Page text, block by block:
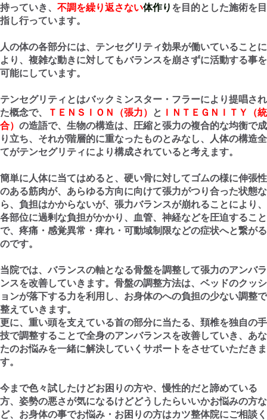
持っていき、 不調を繰り返さない体作り を目的とした施術を目
指し行っています。
人の体の各部分には、テンセグリティ効果が働いていることに
より、複雑な動きに対してもバランスを崩さずに活動する事を
可能にしています。
テンセグリティとはバックミンスター・フラーにより提唱され
た概念で、
ＴＥＮＳＩＯＮ（張力） と ＩＮＴＥＧＮＩＴＹ（統
合） の造語で、生物の構造は、圧縮と張力の複合的な均衡で成
り立ち、それが階層的に重なったものとみなし、人体の構造全
てがテンセグリティにより構成されていると考えます。
簡単に人体に当てはめると、硬い骨に対してゴムの様に伸張性
のある筋肉が、あらゆる方向に向けて張力がつり合った状態な
ら、負担はかからないが、張力バランスが崩れることにより、
各部位に過剰な負担がかかり、血管、神経などを圧迫すること
で、疼痛・感覚異常・痺れ・可動域制限などの症状へと繋がる
のです。
当院では、バランスの軸となる骨盤を調整して張力のアンバラ
ンスを改善していきます。骨盤の調整方法は、ベッドのクッシ
ョンが落下する力を利用し、お身体のへの負担の少ない調整で
整えていきます。
更に、重い頭を支えている首の部分に当たる、頚椎を独自の手
技で調整することで全身のアンバランスを改善していき、あな
たのお悩みを一緒に解決していくサポートをさせていただきま
す。
今まで色々試したけどお困りの方や、慢性的だと諦めている
方、姿勢の悪さが気になるけどどうしたらいいかお悩みの方な
ど、お身体の事でお悩み・お困りの方はカツ整体院にご相談く